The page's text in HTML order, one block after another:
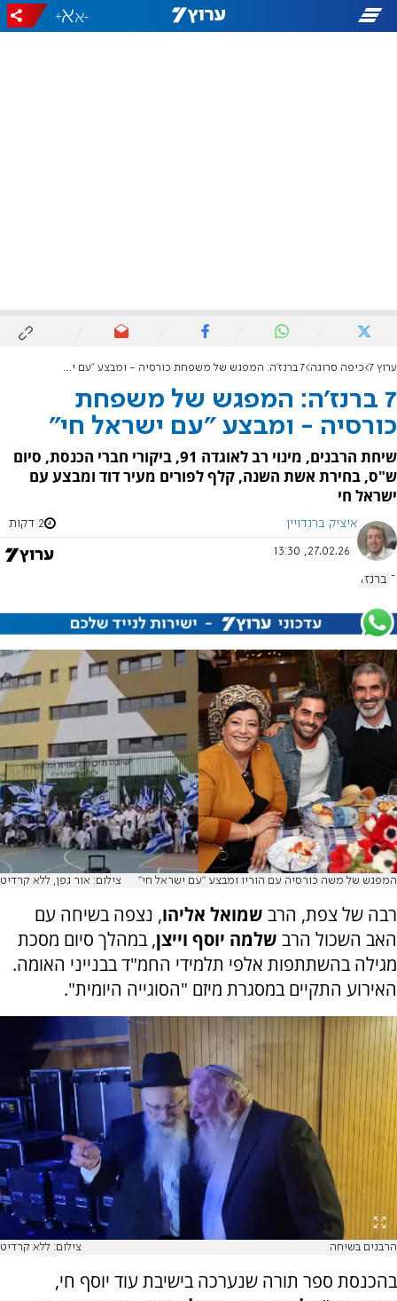
-
+
ערוץ 7 כיפה סרוגה 7 ברנז'ה: המפגש של משפחת כורסיה - ומבצע "עם ישראל חי"
7 ברנז'ה: המפגש של משפחת
כורסיה - ומבצע "עם ישראל חי"
שיחת הרבנים, מינוי רב לאוגדה 91, ביקורי חברי הכנסת, סיום
ש"ס, בחירת אשת השנה, קלף לפורים מעיר דוד ומבצע עם
ישראל חי
איציק ברנדויין 2 דקות
27.02.26, 13:30
7 ברנז'ה
המפגש של משה כורסיה עם הוריו ומבצע "עם ישראל חי" צילום: אור גפן, ללא קרדיט
רבה של צפת, הרב שמואל אליהו, נצפה בשיחה עם
האב השכול הרב שלמה יוסף וייצן, במהלך סיום מסכת
מגילה בהשתתפות אלפי תלמידי החמ"ד בבנייני האומה.
האירוע התקיים במסגרת מיזם "הסוגייה היומית".
הרבנים בשיחה צילום: ללא קרדיט
בהכנסת ספר תורה שנערכה בישיבת עוד יוסף חי,